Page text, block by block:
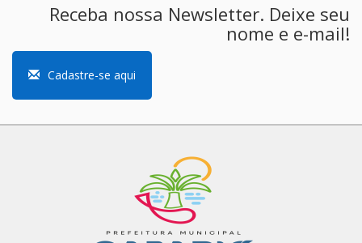
Receba nossa Newsletter. Deixe seu
nome e e-mail!
Cadastre-se aqui